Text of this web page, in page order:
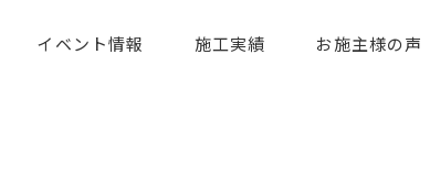
イベント情報 施工実績 お施主様の声